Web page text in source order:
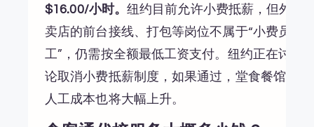
$16.00/小时。 纽约目前允许小费抵薪，但外
卖店的前台接线、打包等岗位不属于“小费员
工”，仍需按全额最低工资支付。纽约正在讨
论取消小费抵薪制度，如果通过，堂食餐馆的
人工成本也将大幅上升。